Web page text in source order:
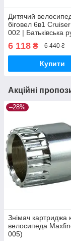
Дитячий
біговел 6в1
002 | Батьківська
козирок, гумові
бічна підтримка
6 118 ₴ 6 440 ₴
Купити
Акційні
–28%
Знімач картриджа
велосипеда
005)